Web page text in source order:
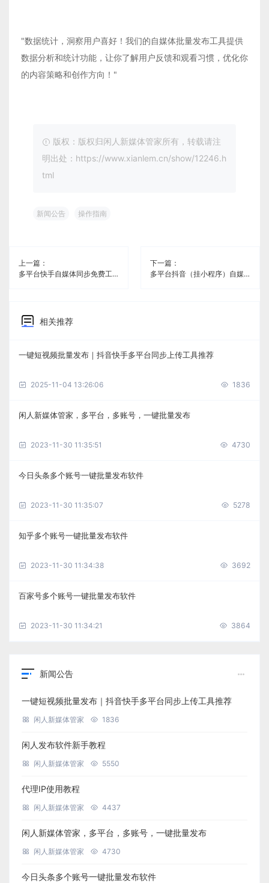
"数据统计，洞察用户喜好！我们的自媒体批量发布工具提供
数据分析和统计功能，让你了解用户反馈和观看习惯，优化你
的内容策略和创作方向！"
版权：版权归闲人新媒体管家所有，转载请注
明出处：https://www.xianlem.cn/show/12246.h
tml
新闻公告 操作指南
上一篇：
多平台快手自媒体同步免费工具《闲人新媒体管家》
下一篇：
多平台抖音（挂小程序）自媒体同步免费工具《闲人新媒体管家》
相关推荐
一键短视频批量发布｜抖音快手多平台同步上传工具推荐
2025-11-04 13:26:06 1836
闲人新媒体管家，多平台，多账号，一键批量发布
2023-11-30 11:35:51 4730
今日头条多个账号一键批量发布软件
2023-11-30 11:35:07 5278
知乎多个账号一键批量发布软件
2023-11-30 11:34:38 3692
百家号多个账号一键批量发布软件
2023-11-30 11:34:21 3864
新闻公告
一键短视频批量发布｜抖音快手多平台同步上传工具推荐
闲人新媒体管家 1836
闲人发布软件新手教程
闲人新媒体管家 5550
代理IP使用教程
闲人新媒体管家 4437
闲人新媒体管家，多平台，多账号，一键批量发布
闲人新媒体管家 4730
今日头条多个账号一键批量发布软件